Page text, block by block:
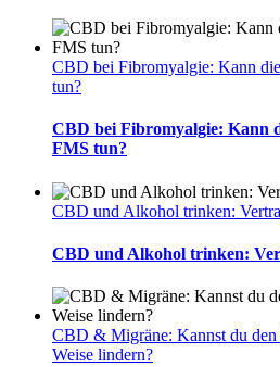
CBD bei Fibromyalgie: Kann
tun?
CBD bei Fibromyalgie: Kann
FMS tun?
CBD und Alkohol trinken:
CBD und Alkohol trinken:
CBD & Migräne: Kannst du den
Weise lindern?